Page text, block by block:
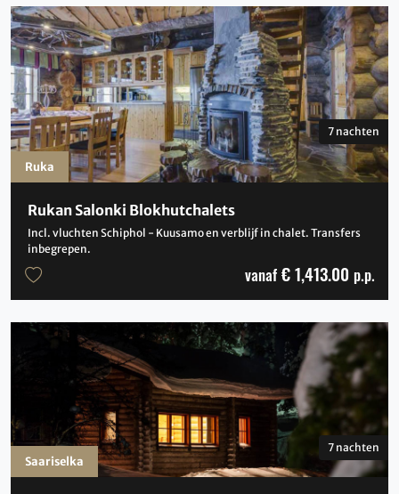
Rukan Salonki Blokhutchalets
Incl. vluchten Schiphol - Kuusamo en verblijf in chalet. Transfers
inbegrepen.
7 nachten
vanaf € 1,413.00 p.p.
Ruka
7 nachten
Saariselka